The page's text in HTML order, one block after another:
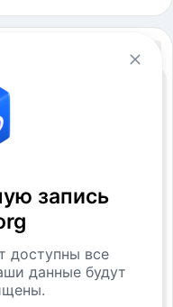
запись
доступны все
данные будут